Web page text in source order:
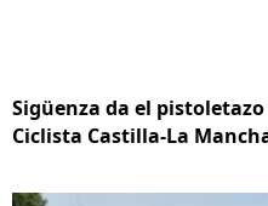
Sigüenza da el
Ciclista Castilla-La